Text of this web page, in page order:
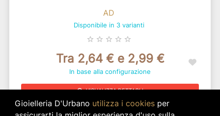
AD
Disponibile in 3 varianti
star_border star_border star_border star_border star_border
Tra 2,64 € e 2,99 €
In base alla configurazione
searchVISUALIZZA DETTAGLI
Gioielleria D'Urbano utilizza i cookiesper